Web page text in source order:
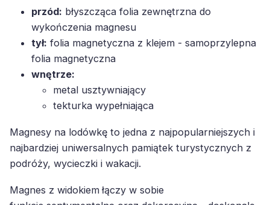
przód: błyszcząca folia zewnętrzna do
wykończenia magnesu
tył: folia magnetyczna z klejem - samoprzylepna
folia magnetyczna
wnętrze:
metal usztywniający
tekturka wypełniająca
Magnesy na lodówkę to jedna z najpopularniejszych i
najbardziej uniwersalnych pamiątek turystycznych z
podróży, wycieczki i wakacji.
Magnes z widokiem łączy w sobie